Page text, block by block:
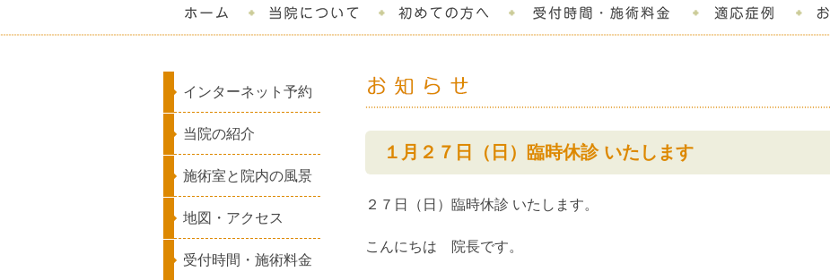
１月２７日（日）臨時休診 いたします
２７日（日）臨時休診 いたします。
こんにちは 院長です。
インターネット予約
当院の紹介
施術室と院内の風景
地図・アクセス
受付時間・施術料金